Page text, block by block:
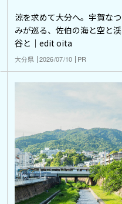
涼を求めて大分へ。宇賀なつ
みが巡る、佐伯の海と空と渓
谷と｜edit oita
大分県 2026/07/10 PR